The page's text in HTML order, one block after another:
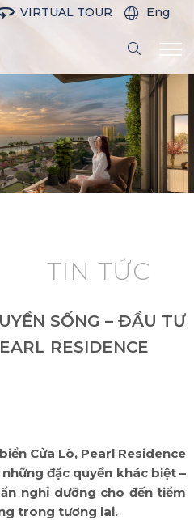
VIRTUAL TOUR Eng
TIN TỨC
SỐNG – ĐẦU TƯ
RESIDENCE
Cửa Lò, Pearl Residence
đặc quyền khác biệt –
nghỉ dưỡng cho đến tiềm
trong tương lai.